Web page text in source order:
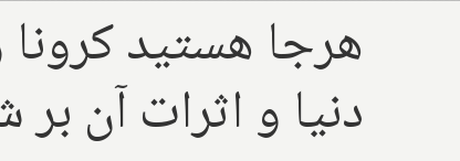
هرجا هستید
دنیا و اثرات آن بر